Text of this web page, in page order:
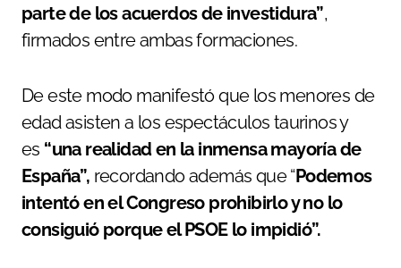
parte de los acuerdos de investidura”,
firmados entre ambas formaciones.
De este modo manifestó que los menores de
edad asisten a los espectáculos taurinos y
es “una realidad en la inmensa mayoría de
España”, recordando además que “Podemos
intentó en el Congreso prohibirlo y no lo
consiguió porque el PSOE lo impidió”.